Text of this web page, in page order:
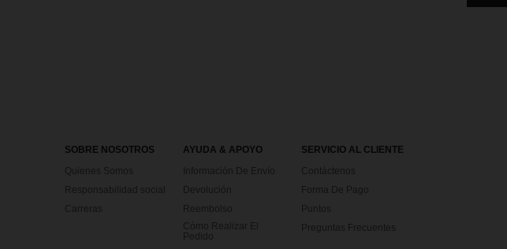
SOBRE NOSOTROS
Quienes Somos
Responsabilidad social
Carreras
AYUDA & APOYO
Información De Envío
Devolución
Reembolso
Cómo Realizar El
Pedido
SERVICIO AL CLIENTE
Contáctenos
Forma De Pago
Puntos
Preguntas Frecuentes